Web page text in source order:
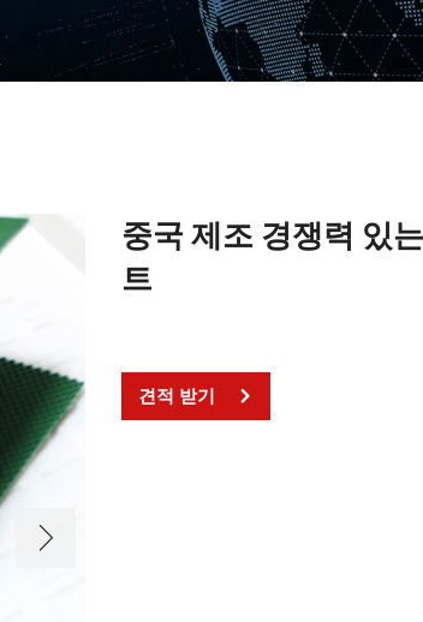
중국 제조 경쟁력 있
트
견적 받기